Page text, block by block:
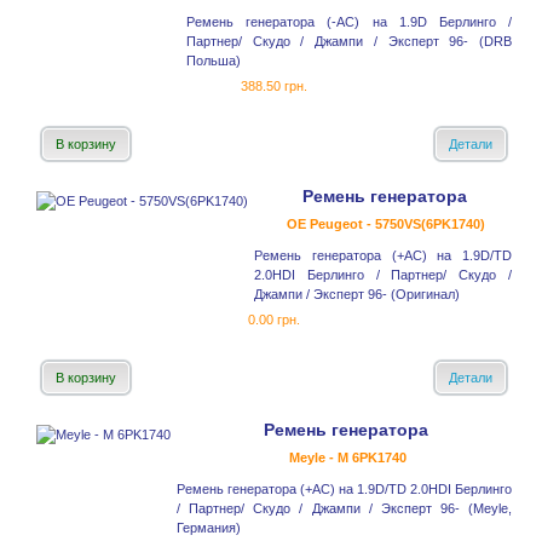
Ремень генератора (-AC) на 1.9D Берлинго /
Партнер/ Скудо / Джампи / Эксперт 96- (DRB
Польша)
388.50 грн.
В корзину Детали
Ремень генератора
OE Peugeot - 5750VS(6PK1740)
Ремень генератора (+AC) на 1.9D/TD
2.0HDI Берлинго / Партнер/ Скудо /
Джампи / Эксперт 96- (Оригинал)
0.00 грн.
В корзину Детали
Ремень генератора
Meyle - M 6PK1740
Ремень генератора (+AC) на 1.9D/TD 2.0HDI Берлинго
/ Партнер/ Скудо / Джампи / Эксперт 96- (Meyle,
Германия)